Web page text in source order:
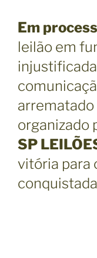
Em
leilão em
organizado
SP
vitória para